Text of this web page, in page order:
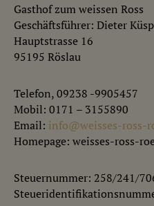
Gasthof zum weissen Ross
Geschäftsführer: Dieter
Hauptstrasse 16
95195 Röslau
Telefon, 09238 -9905457
Mobil: 0171 – 3155890
Email: info@weisses-ross-
Homepage: weisses-ross-
Steuernummer: 258/241/